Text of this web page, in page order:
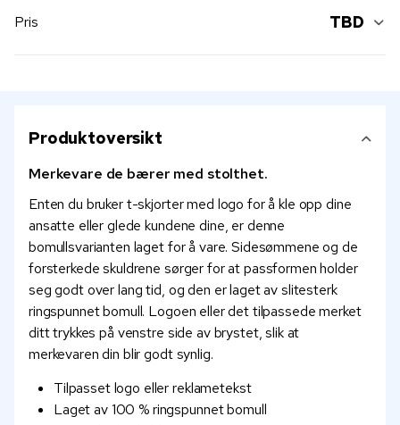
Pris TBD
Produktoversikt
Merkevare de bærer med stolthet.
Enten du bruker t-skjorter med logo for å kle opp dine
ansatte eller glede kundene dine, er denne
bomullsvarianten laget for å vare. Sidesømmene og de
forsterkede skuldrene sørger for at passformen holder
seg godt over lang tid, og den er laget av slitesterk
ringspunnet bomull. Logoen eller det tilpassede merket
ditt trykkes på venstre side av brystet, slik at
merkevaren din blir godt synlig.
Tilpasset logo eller reklametekst
Laget av 100 % ringspunnet bomull